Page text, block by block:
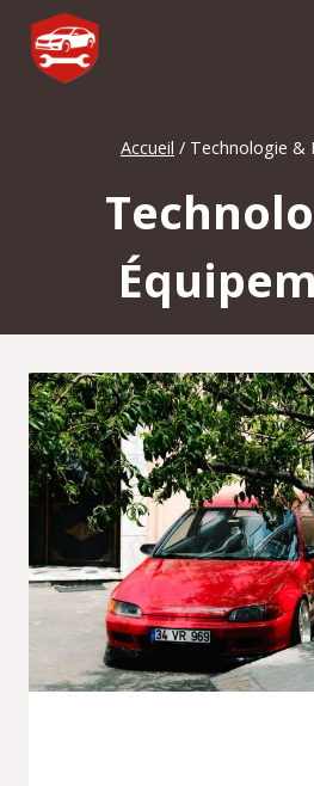
Aller
contenu
Accueil / Technologie &